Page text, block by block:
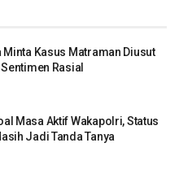
Kasus Matraman Diusut
Rasial
Masa Aktif Wakapolri, Status
Jadi Tanda Tanya